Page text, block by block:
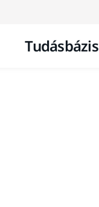
Tudásbázis